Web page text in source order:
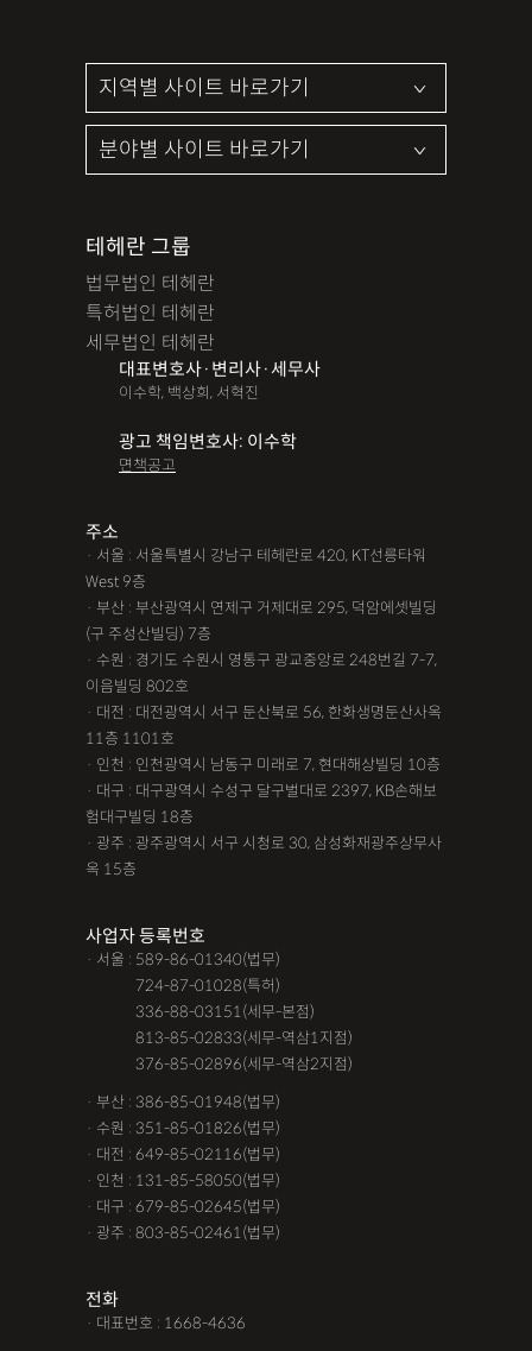
테헤란 그룹
법무법인 테헤란
특허법인 테헤란
세무법인 테헤란
대표변호사·변리사·세무사
이수학, 백상희, 서혁진
광고 책임변호사: 이수학
면책공고
주소
· 서울 : 서울특별시 강남구 테헤란로 420, KT선릉타워
West 9층
· 부산 : 부산광역시 연제구 거제대로 295, 덕암에셋빌딩
(구 주성산빌딩) 7층
· 수원 : 경기도 수원시 영통구 광교중앙로 248번길 7-7,
이음빌딩 802호
· 대전 : 대전광역시 서구 둔산북로 56, 한화생명둔산사옥
11층 1101호
· 인천 : 인천광역시 남동구 미래로 7, 현대해상빌딩 10층
· 대구 : 대구광역시 수성구 달구벌대로 2397, KB손해보
험대구빌딩 18층
· 광주 : 광주광역시 서구 시청로 30, 삼성화재광주상무사
옥 15층
사업자 등록번호
· 서울 : 589-86-01340(법무)
724-87-01028(특허)
336-88-03151(세무-본점)
813-85-02833(세무-역삼1지점)
376-85-02896(세무-역삼2지점)
· 부산 : 386-85-01948(법무)
· 수원 : 351-85-01826(법무)
· 대전 : 649-85-02116(법무)
· 인천 : 131-85-58050(법무)
· 대구 : 679-85-02645(법무)
· 광주 : 803-85-02461(법무)
전화
· 대표번호 : 1668-4636